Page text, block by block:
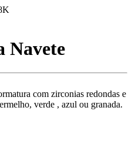
Navete
com zirconias redondas e
verde , azul ou granada.